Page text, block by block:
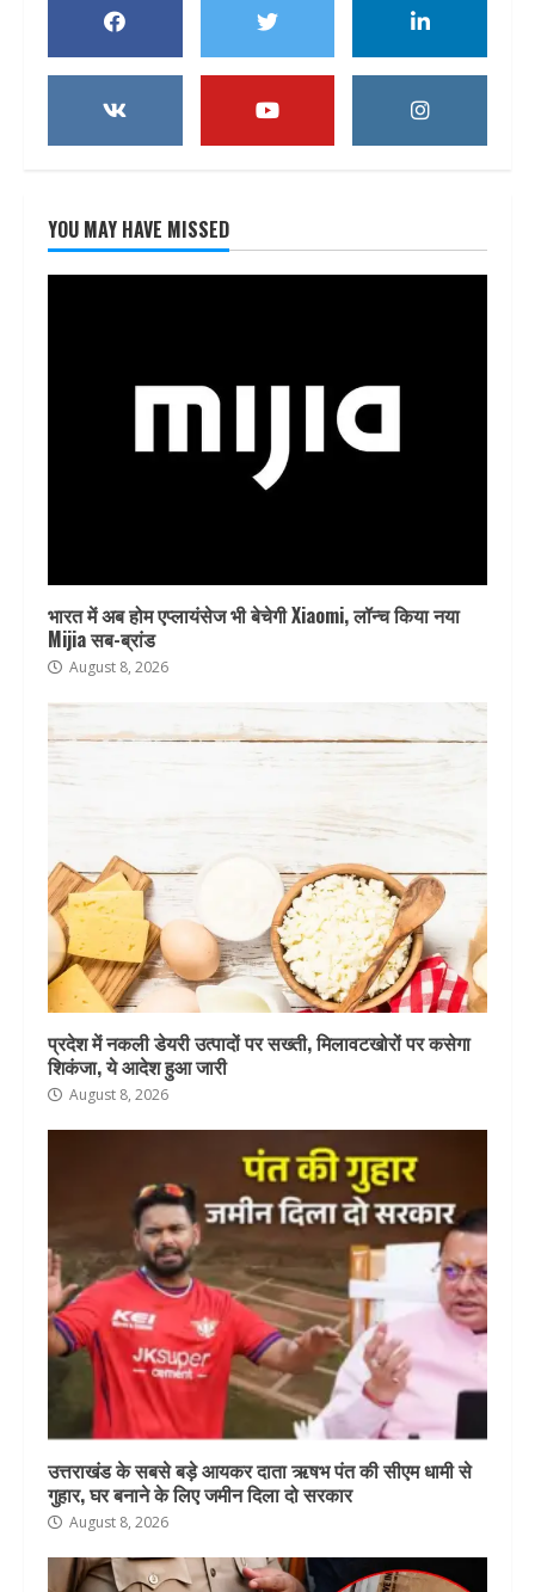
YOU MAY HAVE MISSED
भारत में अब होम एप्लायंसेज भी बेचेगी Xiaomi, लॉन्च किया नया
Mijia सब-ब्रांड
August 8, 2026
प्रदेश में नकली डेयरी उत्पादों पर सख्ती, मिलावटखोरों पर कसेगा
शिकंजा, ये आदेश हुआ जारी
August 8, 2026
उत्तराखंड के सबसे बड़े आयकर दाता ऋषभ पंत की सीएम धामी से
गुहार, घर बनाने के लिए जमीन दिला दो सरकार
August 8, 2026